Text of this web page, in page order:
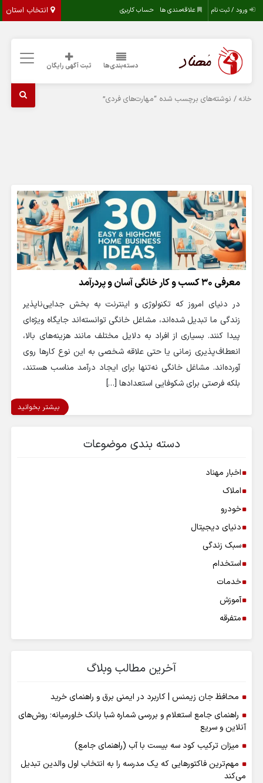
انتخاب استان ورود / ثبت نام علاقه‌مندی ها حساب کاربری
دسته‌بندی‌ها ثبت آگهی رایگان
خانه / نوشته‌های برچسب شده “مهارت‌های فردی”
معرفی 30 کسب و کار خانگی آسان و پردرآمد
در دنیای امروز که تکنولوژی و اینترنت به بخش جدایی‌ناپذیر
زندگی ما تبدیل شده‌اند، مشاغل خانگی توانسته‌اند جایگاه ویژه‌ای
پیدا کنند. بسیاری از افراد به دلایل مختلف مانند هزینه‌های بالا،
انعطاف‌پذیری زمانی یا حتی علاقه شخصی به این نوع کارها روی
آورده‌اند. مشاغل خانگی نه‌تنها برای ایجاد درآمد مناسب هستند،
بلکه فرصتی برای شکوفایی استعدادها […]
بیشتر بخوانید
دسته بندی موضوعات
اخبار مهناد
املاک
خودرو
دنیای دیجیتال
سبک زندگی
استخدام
خدمات
آموزش
متفرقه
آخرین مطالب وبلاگ
محافظ جان زیمنس | کاربرد در ایمنی برق و راهنمای خرید
راهنمای جامع استعلام و بررسی شماره شبا بانک خاورمیانه؛ روش‌های
آنلاین و سریع
میزان ترکیب کود سه بیست با آب (راهنمای جامع)
مهم‌ترین فاکتورهایی که یک مدرسه را به انتخاب اول والدین تبدیل
می‌کند